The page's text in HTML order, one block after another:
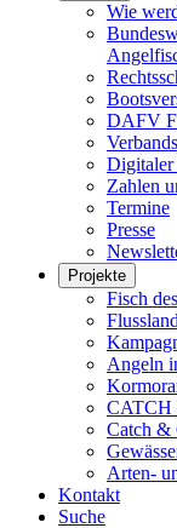
Wie
DAFV
Digitaler
Zahlen
Termine
Presse
Projekte
Fisch
Angeln
Catch &
Arten-
Kontakt
Suche